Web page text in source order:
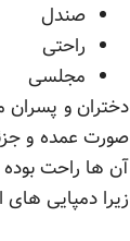
صندل
راحتی
مجلسی
دختران و پسران
صورت عمده و
آن ها راحت بوده
زیرا دمپایی